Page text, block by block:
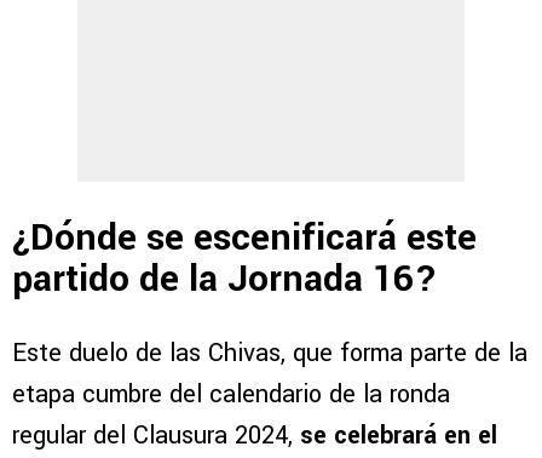
¿Dónde se escenificará este
partido de la Jornada 16?
Este duelo de las Chivas, que forma parte de la
etapa cumbre del calendario de la ronda
regular del Clausura 2024, se celebrará en el